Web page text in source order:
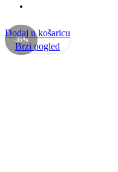
-35%
Dodaj u košaricu
Brzi pogled